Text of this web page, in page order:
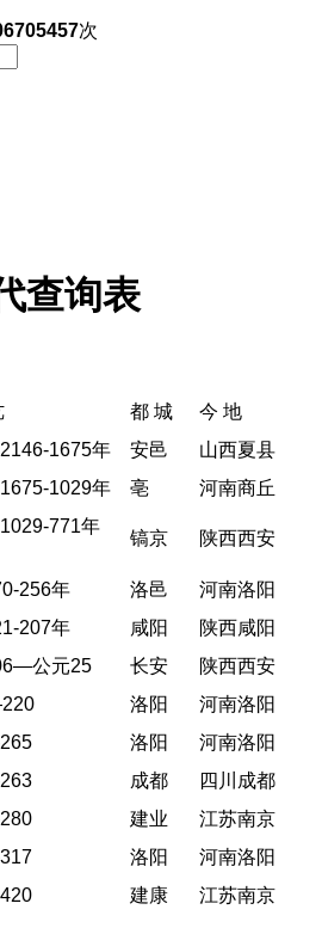
次
查询表
都 城
今 地
1675年 安邑
山西夏县
1029年 亳 河南商丘
771年
镐京 陕西西安
256年 洛邑
河南洛阳
207年 咸阳 陕西咸阳
公元25 长安
陕西西安
洛阳 河南洛阳
洛阳
河南洛阳
成都
四川成都
建业
江苏南京
洛阳 河南洛阳
建康
江苏南京